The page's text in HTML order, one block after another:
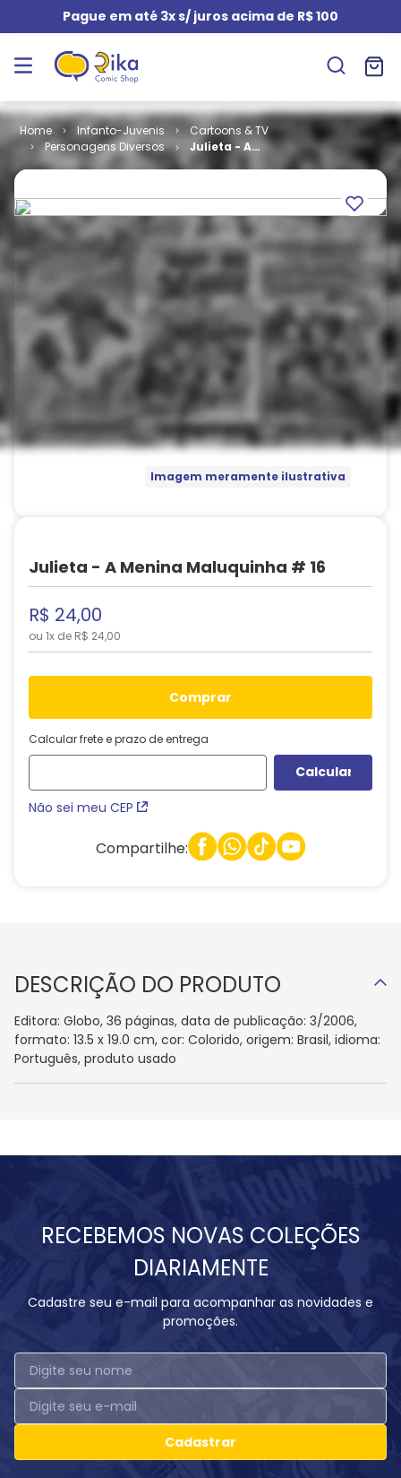
Pague em até 3x s/ juros acima de R$ 100
Infanto-Juvenis
Cartoons & TV
Personagens Diversos
Julieta - A
16
Imagem meramente ilustrativa
Julieta - A Menina Maluquinha # 16
R$ 24,00
ou 1x de R$ 24,00
comprar
Calcular frete e prazo de entrega
Não sei meu CEP
Compartilhe:
DESCRIÇÃO DO PRODUTO
Editora: Globo, 36 páginas, data de publicação: 3/2006,
formato: 13.5 x 19.0 cm, cor: Colorido, origem: Brasil, idioma:
Português, produto usado
RECEBEMOS NOVAS COLEÇÕES
DIARIAMENTE
Cadastre seu e-mail para acompanhar as novidades e
promoções.
Cadastrar